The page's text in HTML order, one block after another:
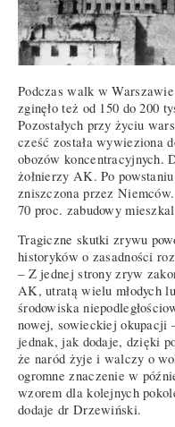
Podczas walk w
zginęło też od 150 do 200
Pozostałych przy życiu
cześć została wywieziona
obozów koncentracyjnych.
żołnierzy AK. Po
zniszczona przez
70 proc. zabudowy
Tragiczne skutki zrywu
historyków o zasadności
– Z jednej strony zryw
AK, utratą wielu młodych
środowiska
nowej, sowieckiej okupacji
jednak, jak dodaje, dzięki
że naród żyje i walczy o
ogromne znaczenie w
wzorem dla kolejnych
dodaje dr Drzewiński.